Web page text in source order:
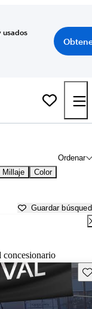
usados
Ordenar
Millaje Color
Guardar
concesionario